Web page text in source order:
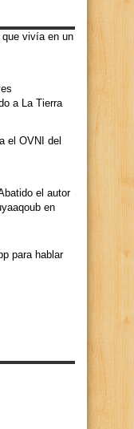
vivía en un
a La Tierra
el OVNI del
el autor
en
para hablar